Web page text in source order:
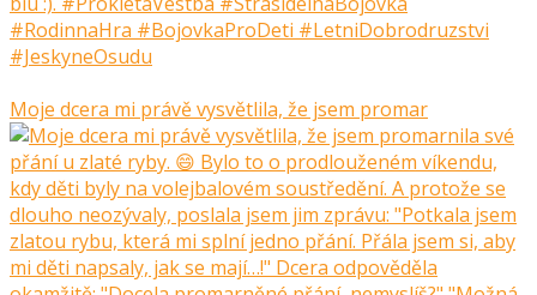
Moje dcera mi právě vysvětlila, že jsem promar